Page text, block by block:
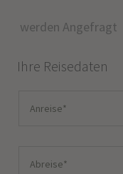
werden Angefragt
Ihre Reisedaten